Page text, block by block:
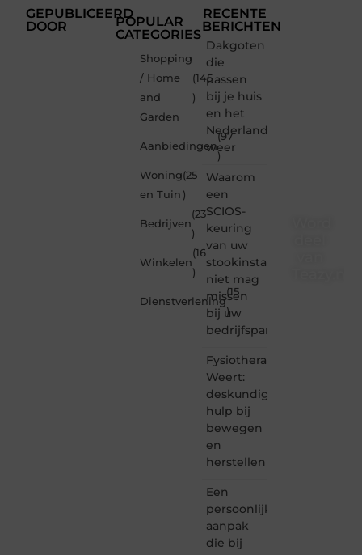
GEPUBLICEERD
DOOR
POPULAR
CATEGORIES
Shopping
/ Home
and
Garden
(145
)
Aanbiedingen
(97
)
Woning
en Tuin
(25
)
Bedrijven
(23
)
Winkelen
(16
)
Dienstverlening
(15
)
RECENTE
BERICHTEN
Dakgoten
die
passen
bij je huis
en het
Nederlandse
weer
Waarom
een
SCIOS-
keuring
van uw
stookinstallatie
niet mag
missen
bij uw
bedrijfspand
Fysiotherapie
Weert:
deskundige
hulp bij
bewegen
en
herstellen
Een
persoonlijke
aanpak
die bij